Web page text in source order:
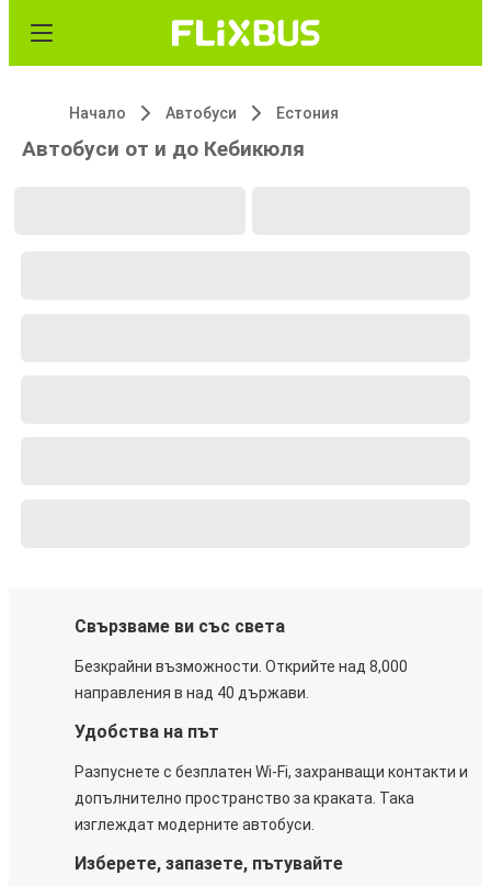
Начало Автобуси Естония
Автобуси от и до Кебикюля
Свързваме ви със света
Безкрайни възможности. Открийте над 8,000
направления в над 40 държави.
Удобства на път
Разпуснете с безплатен Wi-Fi, захранващи контакти и
допълнително пространство за краката. Така
изглеждат модерните автобуси.
Изберете, запазете, пътувайте